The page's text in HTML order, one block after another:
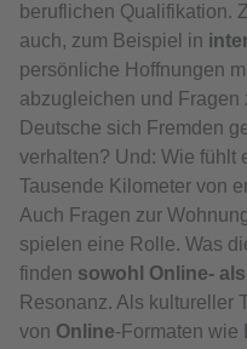
beruflichen Qualifikation.
auch, zum Beispiel in
persönliche Hoffnungen
abzugleichen und Fragen
Deutsche sich Fremden
verhalten? Und: Wie fühlt
Tausende Kilometer von
Auch Fragen zur
spielen eine Rolle. Was
finden sowohl Online-
Resonanz. Als kultureller
von Online-Formaten wie